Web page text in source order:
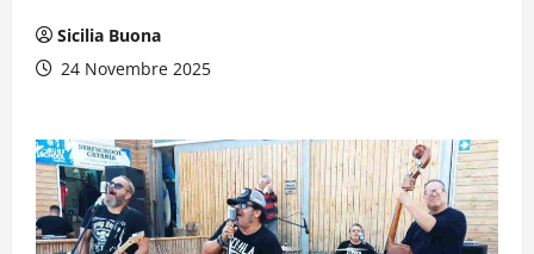
Sicilia Buona
24 Novembre 2025